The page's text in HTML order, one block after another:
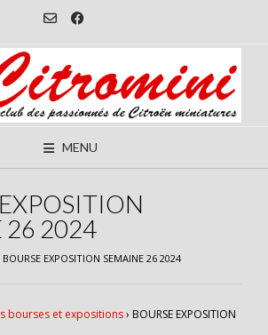
MENU
26 2024
BOURSE EXPOSITION SEMAINE 26 2024
bourses et expositions› BOURSE EXPOSITION